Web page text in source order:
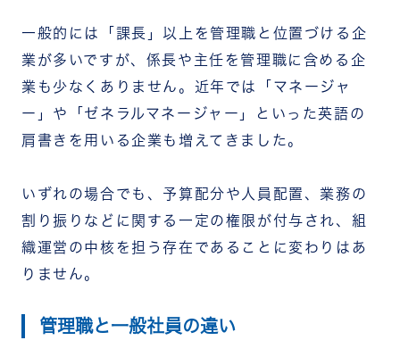
一般的には「課長」以上を管理職と位置づける企
業が多いですが、係長や主任を管理職に含める企
業も少なくありません。近年では「マネージャ
ー」や「ゼネラルマネージャー」といった英語の
肩書きを用いる企業も増えてきました。
いずれの場合でも、予算配分や人員配置、業務の
割り振りなどに関する一定の権限が付与され、組
織運営の中核を担う存在であることに変わりはあ
りません。
管理職と一般社員の違い